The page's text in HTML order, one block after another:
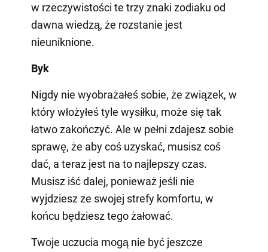
w rzeczywistości te trzy znaki zodiaku od
dawna wiedzą, że rozstanie jest
nieuniknione.
Byk
Nigdy nie wyobrażałeś sobie, że związek, w
który włożyłeś tyle wysiłku, może się tak
łatwo zakończyć. Ale w pełni zdajesz sobie
sprawę, że aby coś uzyskać, musisz coś
dać, a teraz jest na to najlepszy czas.
Musisz iść dalej, ponieważ jeśli nie
wyjdziesz ze swojej strefy komfortu, w
końcu będziesz tego żałować.
Twoje uczucia mogą nie być jeszcze